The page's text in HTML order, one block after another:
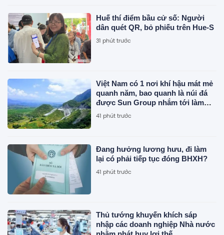
Huế thí điểm bầu cử số: Người
dân quét QR, bỏ phiếu trên Hue-S
31 phút trước
Việt Nam có 1 nơi khí hậu mát mẻ
quanh năm, bao quanh là núi đá
được Sun Group nhắm tới làm
siêu tổ hợp 21.000 tỷ đồng gồm
cáp treo, tắm khoáng, khu vui
41 phút trước
Đang hưởng lương hưu, đi làm
lại có phải tiếp tục đóng BHXH?
41 phút trước
Thủ tướng khuyến khích sáp
nhập các doanh nghiệp Nhà nước